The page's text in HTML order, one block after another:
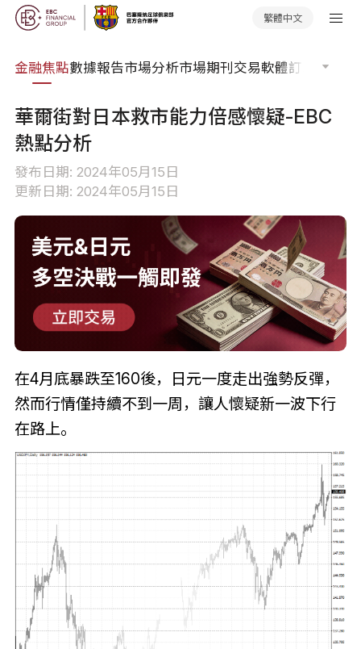
繁體中文
金融焦點數據報告市場分析市場期刊交易軟體訂單流
華爾街對日本救市能力倍感懷疑-EBC
熱點分析
發布日期: 2024年05月15日
更新日期: 2024年05月15日
在4月底暴跌至160後，日元一度走出強勢反彈，
然而行情僅持續不到一周，讓人懷疑新一波下行
在路上。